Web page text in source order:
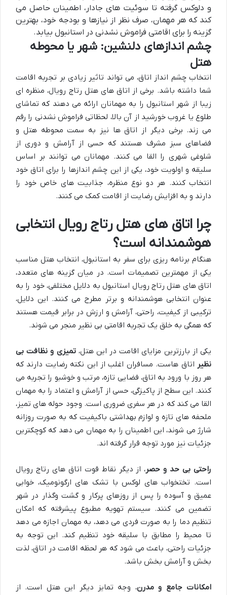
و دلوکس گرفته تا سوئیت های جادار، اطمینان حاصل می
کند که هر مهمان، صرف نظر از نیازها و بودجه خود، بهترین
گزینه را برای اقامتی فراموش نشدنی در استانبول بیابد.
چشم اندازهای دلنشین: شهر یا محوطه
هتل
انتخاب چشم انداز اتاق، می تواند تاثیر زیادی بر تجربه اقامت
شما داشته باشد. برخی از اتاق های هتل رتاج رویال، منظره ای
زیبا از شهر استانبول را به مهمانان ارائه می دهند که تماشای
طلوع یا غروب خورشید از آن بالا، لحظاتی فراموش نشدنی را رقم
می زند. برخی دیگر از اتاق ها نیز به سمت محوطه هتل و
فضاهای سبز مشرف هستند که حسی از آرامش و دوری از
شلوغی شهری را القا می کنند. مهمانان می توانند بر اساس
سلیقه و اولویت خود، یکی از این چشم اندازها را برای اتاق خود
انتخاب کنند. هر دو نوع منظره، جذابیت های خاص خود را
دارند و به افزایش رضایت از اقامت کمک می کنند.
چرا اتاق های هتل رتاج رویال انتخابی
هوشمندانه است؟
هنگام برنامه ریزی برای سفر به استانبول، انتخاب هتل مناسب
یکی از مهمترین تصمیمات است. در میان گزینه های متعدد،
اتاق های هتل رتاج رویال استانبول به دلایل مختلفی، خود را به
عنوان انتخابی هوشمندانه و برتر مطرح می کنند. این دلایل،
ترکیبی از کیفیت، راحتی، آرامش و ارزش در برابر قیمت هستند
که همگی به خلق یک تجربه اقامتی بی نظیر منجر می شوند.
یکی از بارزترین مزایای اقامت در این هتل،تمیزی و نظافت بی
نظیر اتاق هاست. مسافران اغلب از این نکته رضایت دارند که
هر روز با ورود به اتاق، فضایی تازه، مرتب و خوشبو را تجربه می
کنند. این سطح از پاکیزگی، حسی از آرامش و اعتماد را به مهمان
القا می کند که در هر سفری ضروری است. وجود حوله های تمیز،
ملحفه های تازه و لوازم بهداشتی باکیفیت که به صورت روزانه
شارژ می شوند، این اطمینان را به مهمان می دهد که کوچکترین
جزئیات نیز مورد توجه قرار گرفته اند.
راحتی بی حد و حصر، از دیگر نقاط قوت اتاق های رتاج رویال
است. تختخواب های لوکس با تشک های ارگونومیک، خوابی
عمیق و آسوده را پس از روزهای پرکار و گشت وگذار در شهر
تضمین می کنند. سیستم تهویه مطبوع پیشرفته که امکان
تنظیم دما را به صورت فردی می دهد، به مهمان اجازه می دهد
تا محیط را مطابق با سلیقه خود تنظیم کند. این توجه به
جزئیات راحتی، باعث می شود که هر لحظه اقامت در اتاق، لذت
بخش و آرامش بخش باشد.
امکانات جامع و مدرن، وجه تمایز دیگر این هتل است. از